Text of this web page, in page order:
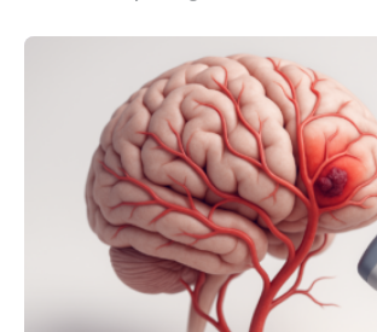
Woche vom Haushaltsausschuss
anderem zur Unterstützung der
Industrieforschungsprogramme
Gemeinschaftsforschung (IGF),
Innovationsprogramm Mittelstand (ZIM)
Innovationskompetenz INNO-KOM. Auf
Innovationstag Mittelstand 2025 am 5.
Berlin überbrachte das
Wirtschaft und Energie eine gute
Überplanmäßige